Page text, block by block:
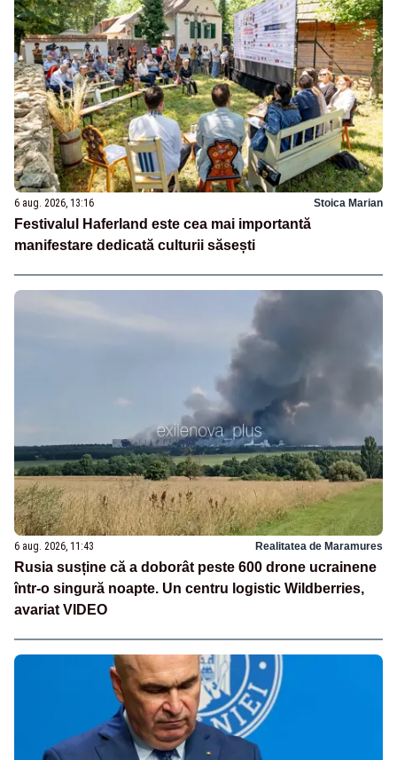
6 aug. 2026, 13:16 Stoica Marian
Festivalul Haferland este cea mai importantă
manifestare dedicată culturii săsești
6 aug. 2026, 11:43 Realitatea de Maramures
Rusia susține că a doborât peste 600 drone ucrainene
într-o singură noapte. Un centru logistic Wildberries,
avariat VIDEO